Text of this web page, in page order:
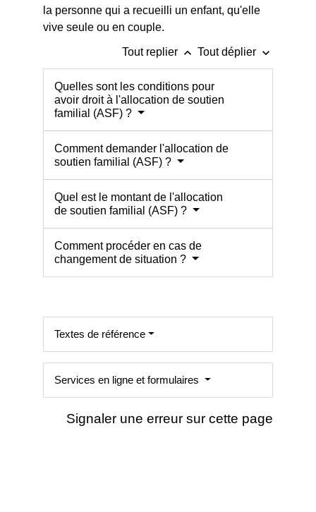
la personne qui a recueilli un enfant, qu'elle
vive seule ou en couple.
Tout replier keyboard_arrow_up Tout déplier keyboard_arrow_down
Quelles sont les conditions pour
avoir droit à l'allocation de soutien
familial (ASF) ?
Comment demander l'allocation de
soutien familial (ASF) ?
Quel est le montant de l'allocation
de soutien familial (ASF) ?
Comment procéder en cas de
changement de situation ?
Textes de référence
Services en ligne et formulaires
Signaler une erreur sur cette page